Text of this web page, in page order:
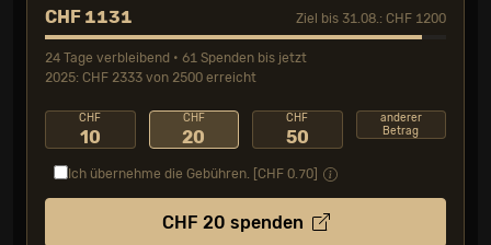
CHF 1131 Ziel bis 31.08.: CHF 1200
24 Tage verbleibend • 61 Spenden bis jetzt
2025: CHF 2333 von 2500 erreicht
CHF
10
CHF
20
CHF
50
anderer
Betrag
Ich übernehme die Gebühren. [CHF 0.70
CHF 20 spenden